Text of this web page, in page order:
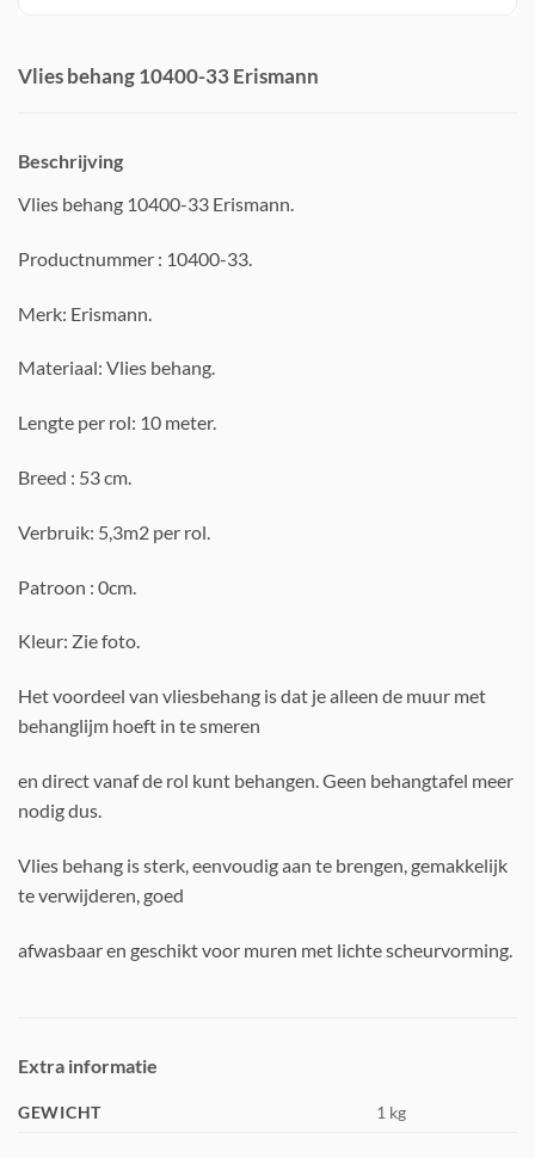
Vlies behang 10400-33 Erismann
Beschrijving
Vlies behang 10400-33 Erismann.
Productnummer : 10400-33.
Merk: Erismann.
Materiaal: Vlies behang.
Lengte per rol: 10 meter.
Breed : 53 cm.
Verbruik: 5,3m2 per rol.
Patroon : 0cm.
Kleur: Zie foto.
Het voordeel van vliesbehang is dat je alleen de muur met
behanglijm hoeft in te smeren
en direct vanaf de rol kunt behangen. Geen behangtafel meer
nodig dus.
Vlies behang is sterk, eenvoudig aan te brengen, gemakkelijk
te verwijderen, goed
afwasbaar en geschikt voor muren met lichte scheurvorming.
Extra informatie
GEWICHT 1 kg